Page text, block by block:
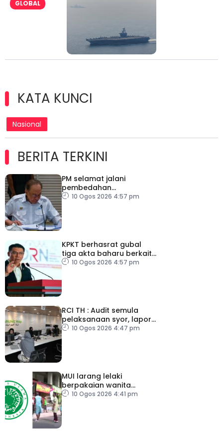
GLOBAL
KATA KUNCI
Nasional
BERITA TERKINI
PM selamat jalani
pembedahan
laparoskopi rawat hernia
10 Ogos 2026 4:57 pm
KPKT berhasrat gubal
tiga akta baharu berkait
perumahan
10 Ogos 2026 4:57 pm
RCI TH : Audit semula
pelaksanaan syor, lapor
secara terus
10 Ogos 2026 4:47 pm
MUI larang lelaki
berpakaian wanita
sempena Hari
10 Ogos 2026 4:41 pm